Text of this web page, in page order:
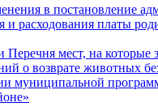
в постановление
расходования платы
мест, на которые
о возврате животных
муниципальной